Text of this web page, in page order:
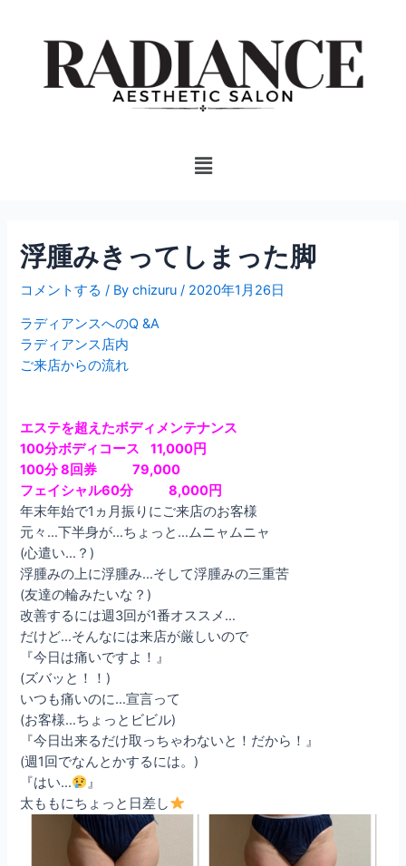
Menu
浮腫みきってしまった脚
コメントする / Bychizuru/ 2020年1月26日
ラディアンスへのQ &A
ラディアンス店内
ご来店からの流れ
エステを超えたボディメンテナンス
100分ボディコース 11,000円
100分 8回券 79,000
フェイシャル60分 8,000円
年末年始で1ヵ月振りにご来店のお客様
元々…下半身が…ちょっと…ムニャムニャ
(心遣い…？)
浮腫みの上に浮腫み…そして浮腫みの三重苦
(友達の輪みたいな？)
改善するには週3回が1番オススメ…
だけど…そんなには来店が厳しいので
『今日は痛いですよ！』
(ズバッと！！)
いつも痛いのに…宣言って
(お客様…ちょっとビビル)
『今日出来るだけ取っちゃわないと！だから！』
(週1回でなんとかするには。)
『はい…
』
太ももにちょっと日差し
ビ
ゲ